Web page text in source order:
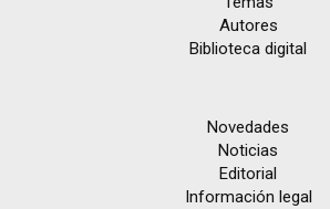
Autores
Biblioteca digital
Novedades
Noticias
Editorial
Información legal